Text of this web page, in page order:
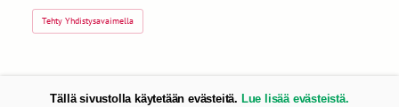
Tehty Yhdistysavaimella
Tällä sivustolla käytetään evästeitä. Lue lisää evästeistä.